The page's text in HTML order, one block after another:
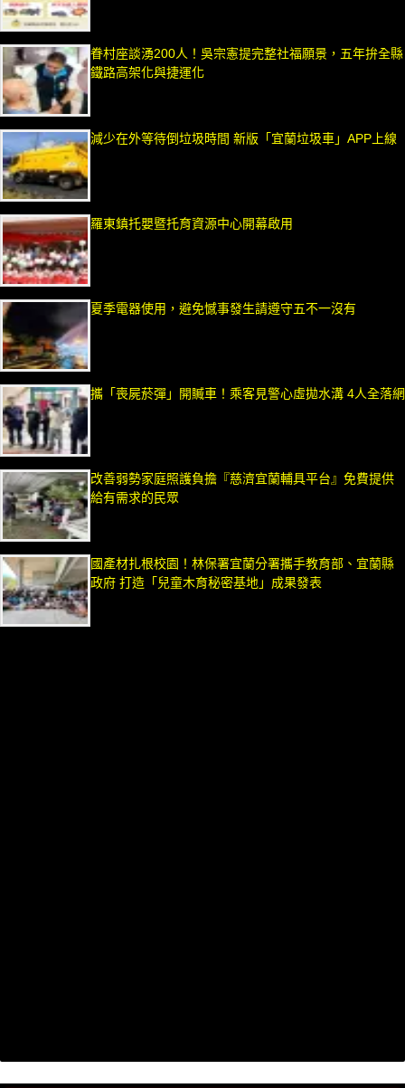
眷村座談湧200人！吳宗憲提完整社福願景，五年拚全縣
鐵路高架化與捷運化
減少在外等待倒垃圾時間 新版「宜蘭垃圾車」APP上線
羅東鎮托嬰暨托育資源中心開幕啟用
夏季電器使用，避免憾事發生請遵守五不一沒有
攜「喪屍菸彈」開贓車！乘客見警心虛拋水溝 4人全落網
改善弱勢家庭照護負擔『慈濟宜蘭輔具平台』免費提供
給有需求的民眾
國產材扎根校園！林保署宜蘭分署攜手教育部、宜蘭縣
政府 打造「兒童木育秘密基地」成果發表